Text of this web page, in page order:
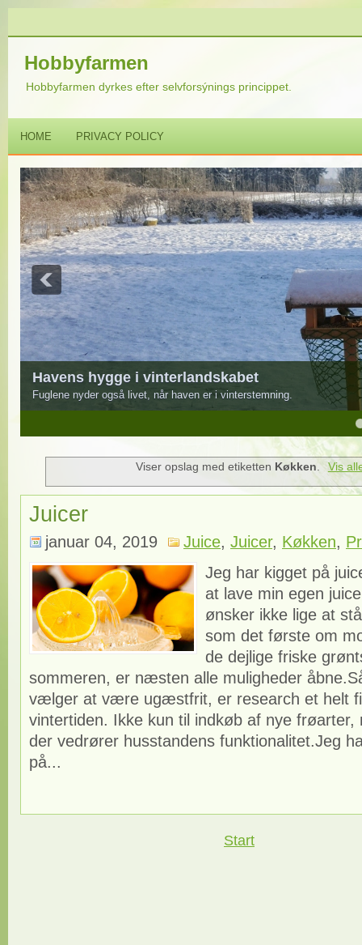
Hobbyfarmen
Hobbyfarmen dyrkes efter selvforsýnings princippet.
HOME PRIVACY POLICY
Havens hygge i vinterlandskabet
Fuglene nyder også livet, når haven er i vinterstemning.
Viser opslag med etiketten Køkken. Vis
Juicer
januar 04, 2019 Juice, Juicer, Køkken,
Jeg har kigget på
at lave min egen
ønsker ikke lige at
som det første om
de dejlige friske
sommeren, er næsten alle muligheder
vælger at være ugæstfrit, er research et helt
vintertiden. Ikke kun til indkøb af nye
der vedrører husstandens funktionalitet.Jeg
på...
Start